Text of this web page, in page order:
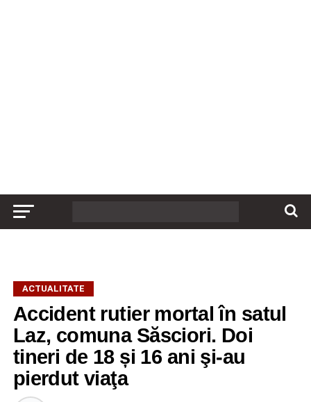
ACTUALITATE
Accident rutier mortal în satul
Laz, comuna Săsciori. Doi
tineri de 18 și 16 ani şi-au
pierdut viaţa